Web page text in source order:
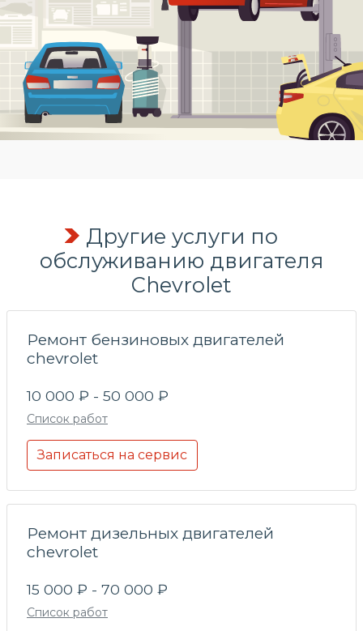
Другие услуги по
обслуживанию двигателя
Chevrolet
Ремонт бензиновых двигателей
chevrolet
10 000 ₽ - 50 000 ₽
Список работ
Записаться на сервис
Ремонт дизельных двигателей
chevrolet
15 000 ₽ - 70 000 ₽
Список работ